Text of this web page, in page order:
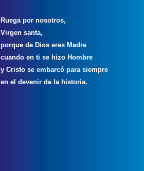
Ruega por nosotros,
Virgen santa,
porque de Dios eres Madre
cuando en ti se hizo Hombre
y Cristo se embarcó para siempre
en el devenir de la historia.